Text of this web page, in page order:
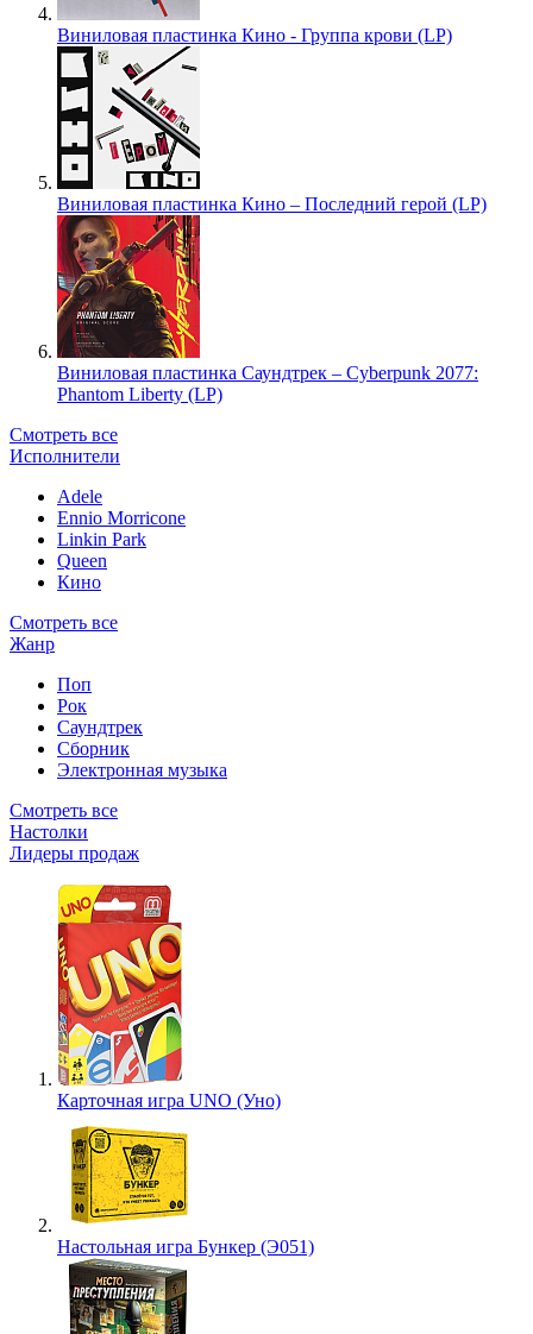
Виниловая пластинка Кино - Группа крови (LP)
Виниловая пластинка Кино – Последний герой (LP)
Виниловая пластинка Саундтрек – Cyberpunk 2077:
Phantom Liberty (LP)
Смотреть все
Исполнители
Adele
Ennio Morricone
Linkin Park
Queen
Кино
Смотреть все
Жанр
Поп
Рок
Саундтрек
Сборник
Электронная музыка
Смотреть все
Настолки
Лидеры продаж
Карточная игра UNO (Уно)
Настольная игра Бункер (Э051)